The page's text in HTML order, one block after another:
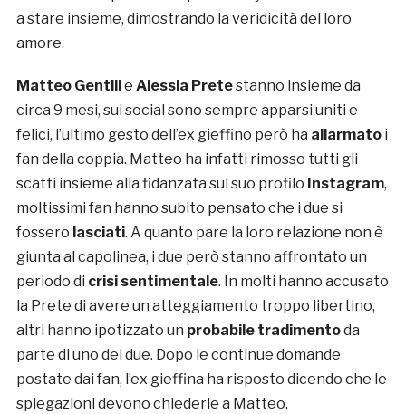
a stare insieme, dimostrando la veridicità del loro
amore.
Matteo Gentilie Alessia Pretestanno insieme da
circa 9 mesi, sui social sono sempre apparsi uniti e
felici, l’ultimo gesto dell’ex gieffino però ha allarmatoi
fan della coppia. Matteo ha infatti rimosso tutti gli
scatti insieme alla fidanzata sul suo profilo Instagram,
moltissimi fan hanno subito pensato che i due si
fossero lasciati. A quanto pare la loro relazione non è
giunta al capolinea, i due però stanno affrontato un
periodo di crisi sentimentale. In molti hanno accusato
la Prete di avere un atteggiamento troppo libertino,
altri hanno ipotizzato un probabile tradimentoda
parte di uno dei due. Dopo le continue domande
postate dai fan, l’ex gieffina ha risposto dicendo che le
spiegazioni devono chiederle a Matteo.